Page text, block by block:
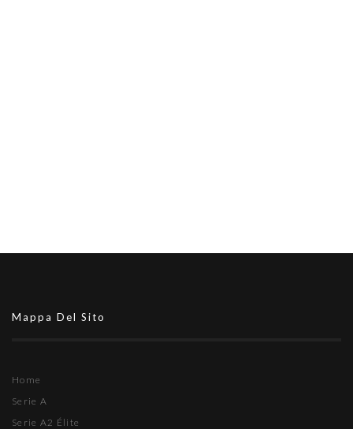
Mappa Del Sito
Home
Serie A
Serie A2 Élite